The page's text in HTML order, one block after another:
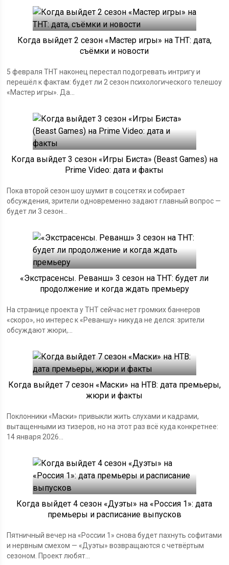
Когда выйдет 2 сезон «Мастер игры» на ТНТ: дата,
съёмки и новости
5 февраля ТНТ наконец перестал подогревать интригу и
перешёл к фактам: будет ли 2 сезон психологического телешоу
«Мастер игры». Да...
Когда выйдет 3 сезон «Игры Биста» (Beast Games) на
Prime Video: дата и факты
Пока второй сезон шоу шумит в соцсетях и собирает
обсуждения, зрители одновременно задают главный вопрос —
будет ли 3 сезон...
«Экстрасенсы. Реванш» 3 сезон на ТНТ: будет ли
продолжение и когда ждать премьеру
На странице проекта у ТНТ сейчас нет громких баннеров
«скоро», но интерес к «Реваншу» никуда не делся: зрители
обсуждают жюри,...
Когда выйдет 7 сезон «Маски» на НТВ: дата премьеры,
жюри и факты
Поклонники «Маски» привыкли жить слухами и кадрами,
вытащенными из тизеров, но на этот раз всё куда конкретнее:
14 января 2026...
Когда выйдет 4 сезон «Дуэты» на «Россия 1»: дата
премьеры и расписание выпусков
Пятничный вечер на «России 1» снова будет пахнуть софитами
и нервным смехом — «Дуэты» возвращаются с четвёртым
сезоном. Проект любят...